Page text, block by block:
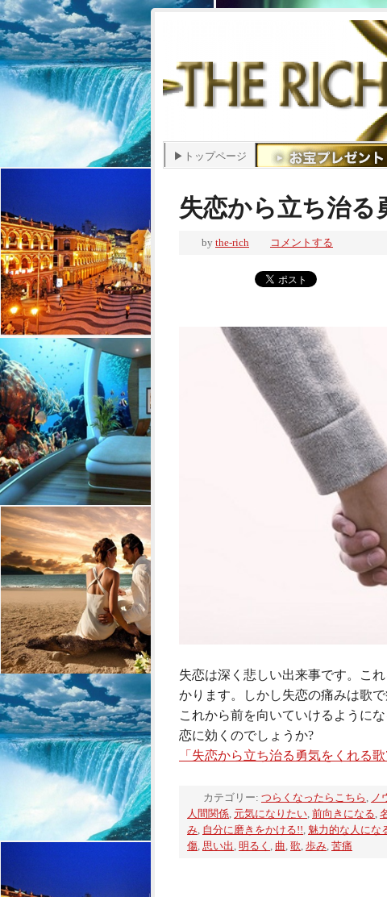
▶トップページ
失恋から立ち治る
by the-rich コメントする
失恋は深く悲しい出来事です。こ
かります。しかし失恋の痛みは歌
これから前を向いていけるように
恋に効くのでしょうか?
「失恋から立ち治る勇気をくれる
カテゴリー: つらくなったらこちら , ノ
人間関係, 元気になりたい, 前向きになる,
み, 自分に磨きをかける!!, 魅力的な人にな
傷, 思い出 , 明るく , 曲, 歌, 歩み, 苦痛